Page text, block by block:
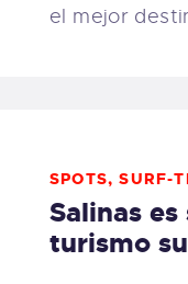
el mejor
SPOTS,SURF-
Salinas
turismo